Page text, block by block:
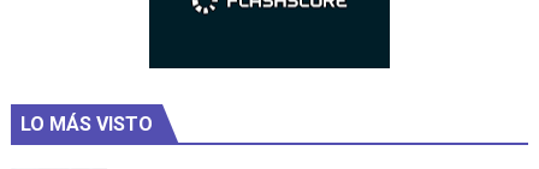
LO MÁS VISTO